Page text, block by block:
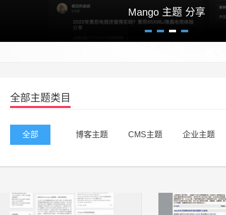
Mango 主题 分享
全部主题类目
全部 博客主题 CMS主题 企业主题